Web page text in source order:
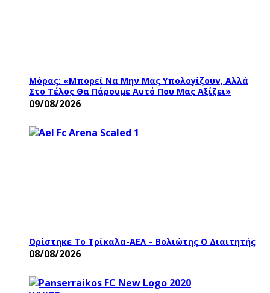
Μόρας: «Μπορεί Να Μην Μας Υπολογίζουν, Αλλά
Στο Τέλος Θα Πάρουμε Αυτό Που Μας Αξίζει»
09/08/2026
Ορίστηκε Το Τρίκαλα-ΑΕΛ – Βολιώτης Ο Διαιτητής
08/08/2026